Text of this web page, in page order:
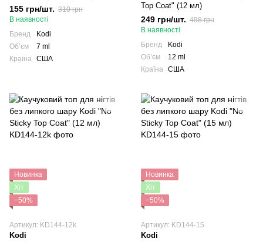
155 грн/шт. 310 грн
В наявності
Бренд
Kodi
Обʼєм
7 ml
Країна США
Top Coat" (12 мл)
249 грн/шт. 498 грн
В наявності
Бренд
Kodi
Обʼєм
12 ml
Країна США
Новинка
Хіт
−50%
Артикул: KD144-12k
Kodi
Новинка
Хіт
−50%
Артикул: KD144-15
Kodi